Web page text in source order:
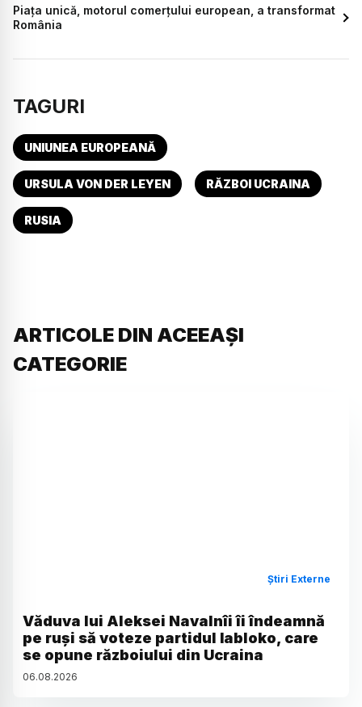
Piața unică, motorul comerțului european, a transformat
România
TAGURI
UNIUNEA EUROPEANĂ
URSULA VON DER LEYEN RĂZBOI UCRAINA
RUSIA
ARTICOLE DIN ACEEAȘI
CATEGORIE
Știri Externe
Văduva lui Aleksei Navalnîi îi îndeamnă
pe ruși să voteze partidul Iabloko, care
se opune războiului din Ucraina
06.08.2026